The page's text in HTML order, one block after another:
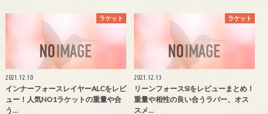
ラケット
2021.12.10
インナーフォースレイヤーALCをレビ
ュー！人気NO1ラケットの重量や合
う…
ラケット
2021.12.13
リーンフォースSIをレビューまとめ！
重量や相性の良い合うラバー、オス
スメ…